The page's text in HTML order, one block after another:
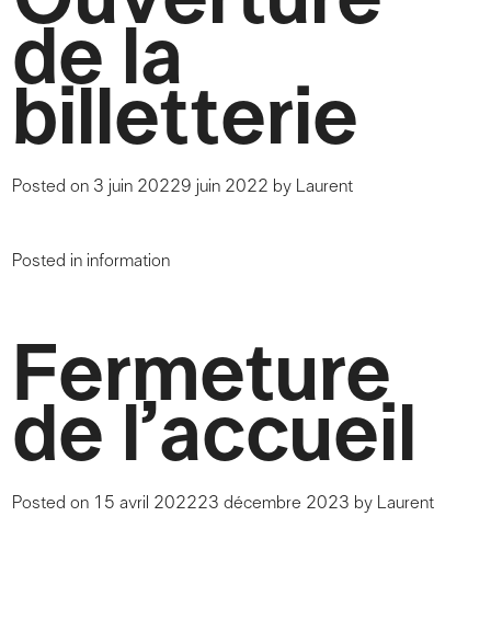
de la
billetterie
Posted on 3 juin 20229 juin 2022 by Laurent
Posted in information
Fermeture
de l’accueil
Posted on 15 avril 202223 décembre 2023 by Laurent